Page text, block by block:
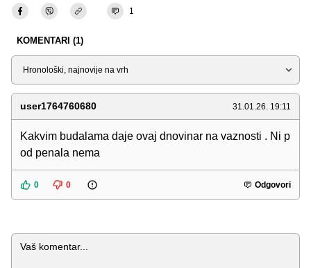
1
KOMENTARI (1)
Sortiraj
user1764760680 31.01.26. 19:11
Kakvim budalama daje ovaj dnovinar na vaznosti . Ni p
od penala nema
0 0 Odgovori
Komentar